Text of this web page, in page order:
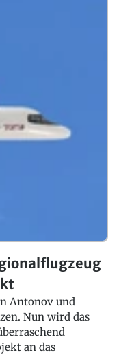
Antonov und
Nun wird das
an das